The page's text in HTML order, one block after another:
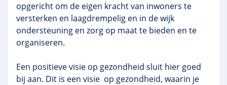
opgericht om de eigen kracht van inwoners te
versterken en laagdrempelig en in de wijk
ondersteuning en zorg op maat te bieden en te
organiseren.
Een positieve visie op gezondheid sluit hier goed
bij aan. Dit is een visie op gezondheid, waarin je